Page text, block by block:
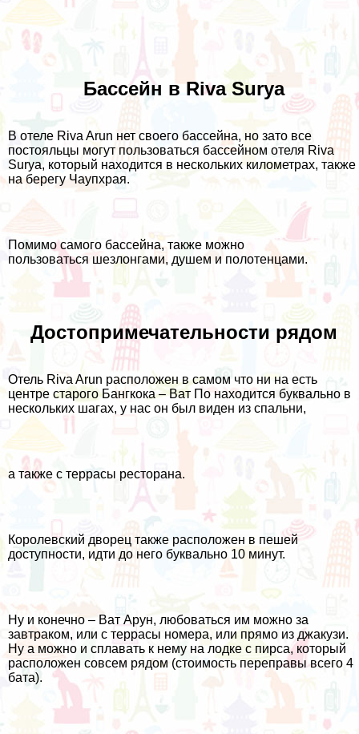
Бассейн в Riva Surya
В отеле Riva Arun нет своего бассейна, но зато все
постояльцы могут пользоваться бассейном отеля Riva
Surya, который находится в нескольких километрах, также
на берегу Чаупхрая.
Помимо самого бассейна, также можно
пользоваться шезлонгами, душем и полотенцами.
Достопримечательности рядом
Отель Riva Arun расположен в самом что ни на есть
центре старого Бангкока – Ват По находится буквально в
нескольких шагах, у нас он был виден из спальни,
а также с террасы ресторана.
Королевский дворец также расположен в пешей
доступности, идти до него буквально 10 минут.
Ну и конечно – Ват Арун, любоваться им можно за
завтраком, или с террасы номера, или прямо из джакузи.
Ну а можно и сплавать к нему на лодке с пирса, который
расположен совсем рядом (стоимость переправы всего 4
бата).